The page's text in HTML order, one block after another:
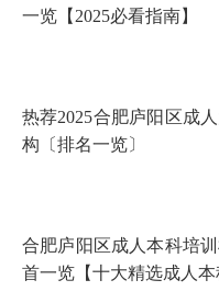
一览【2025必看指南】
热荐2025合肥庐阳区成
构〔排名一览〕
合肥庐阳区成人本科培
首一览【十大精选成人本